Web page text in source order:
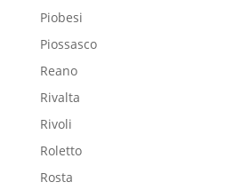
Piobesi
Piossasco
Reano
Rivalta
Rivoli
Roletto
Rosta